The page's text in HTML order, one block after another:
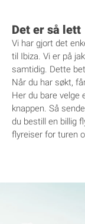
Det er så lett
Vi har gjort det
til Ibiza. Vi er på
samtidig. Dette
Når du har søkt,
Her du bare velge
knappen. Så
du bestill en billig
flyreiser for turen